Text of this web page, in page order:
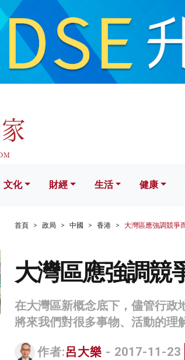
財經 生活 健康
文化 財經 生活 健康
首頁 政局 中國 香港 大灣區應強調競爭
大灣區應強調競
在大灣區新概念底下，儘管行政
將來我們對很多事物、活動的理
作者:呂大樂 - 2017-11-23